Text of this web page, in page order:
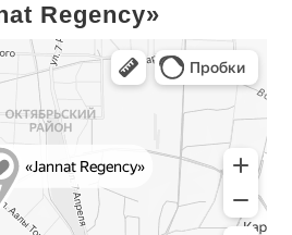
Токомбаева, 21/2
г. Бишкек
Regency»